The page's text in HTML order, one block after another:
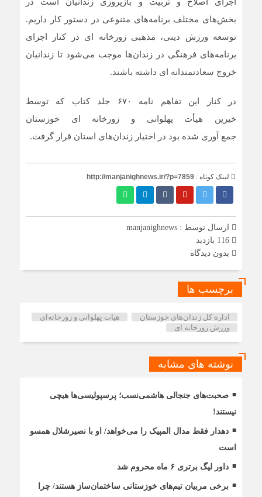
بخش‌های مختلف برنامه‌های متنوعی در دستور کار داریم.
توسعه ورزش دینی، مذهبی زورخانه ای در کنار اجرای
برنامه‌های فرهنگی در زندان‌ها موجب می‌شود تا زندانیان
خروج سعادتمندانه ای داشته باشند.
در کنار این تفاهم نامه ۶۷۰ جلد کتاب که توسط
خیرین هیأت پهلوانی و زورخانه ای خوزستان
جمع آوری شده بود در اختیار زندان‌های استان قرار گرفت.
لینک کوتاه : http://manjanighnews.ir/?p=7859
ارسال توسط : manjanighnews
بدون دیدگاه
برچسب ها
اداره کل زندان‌های خوزستان
هیات پهلوانی و زورخانه‌ای
ورزش زورخانه ای
نوشته های مشابه
صحبت‌های جنجالی هاشمی‌نسب؛‌ پرسپولیسی‌ها هیچی
نیستند!
دهدار فقط ‌مدال‌ المپیک را می‌خواهد/ او با نصیرشلال همسو
است
داور لیگ برتری ۶ ماه محروم شد
برخی مربیان تیم‌های خوزستانی ساختمان‌ساز هستند/ چرا